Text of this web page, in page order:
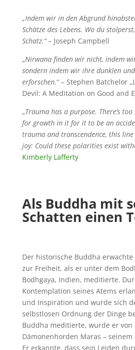
„Indem wir in den Abgrund
Schätze des Lebens. Wo du
Schatz.“ – Joseph Campbell
„Nirwana finden wir nicht, indem
sondern indem wir ihre dunklen
erforschen.“ – Stephen Batchelor
Devil: A Meditation on Good and
„Trauma has a purpose. There’s
for growth in it for it to be an
trauma and transcendence, this
joy: Could these polarities exist
Kimberly Lafferty
Als Buddha mit
Schatten einen
Der historische Buddha erwachte
zur Freiheit, als er unter dem
Bodhgaya, Indien, meditierte.
Kontemplation seines Atems
und Inspiration und wurde sich
selbstlosen Ordnung der Dinge
Buddha meditierte, wurde er von
Dämonenhorden Maras – seinem
Er erkannte, dass sein Leiden